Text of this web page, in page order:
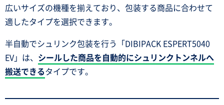
広いサイズの機種を揃えており、包装する商品に合わせて
適したタイプを選択できます。
半自動でシュリンク包装を行う「DIBIPACK ESPERT5040
EV」は、 シールした商品を自動的にシュリンクトンネルへ
搬送できるタイプです。